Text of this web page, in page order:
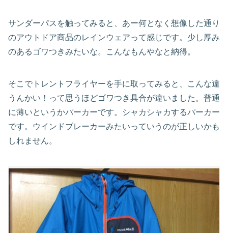
サンダーパスを触ってみると、あー何となく想像した通り
のアウトドア商品のレインウェアって感じです。少し厚み
のあるゴワつきみたいな。こんなもんやなと納得。
そこでトレントフライヤーを手に取ってみると、こんな違
うんかい！って思うほどゴワつき具合が違いました。普通
に薄いというかパーカーです。シャカシャカするパーカー
です。ウインドブレーカーみたいっていうのが正しいかも
しれません。